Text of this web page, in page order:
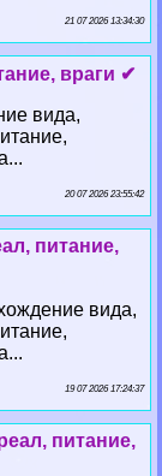
21 07 2026 13:34:30
враги ✔
вида,
20 07 2026 23:55:42
питание,
вида,
19 07 2026 17:24:37
питание,